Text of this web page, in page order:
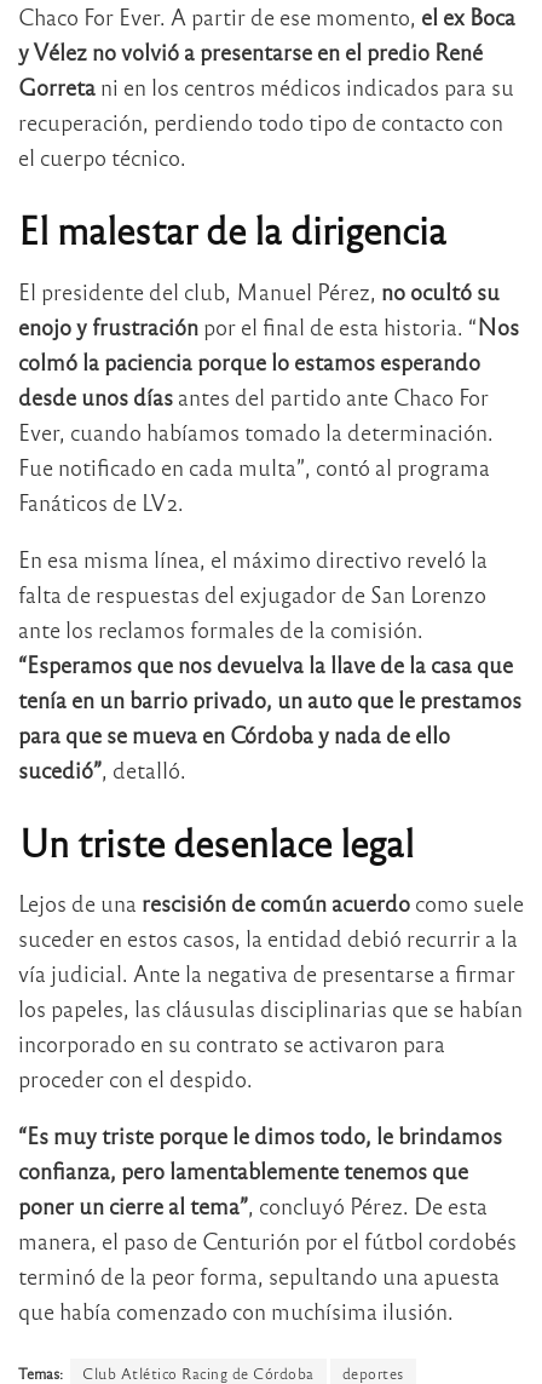
Chaco For Ever. A partir de ese momento, el ex Boca
y Vélez no volvió a presentarse en el predio René
Gorreta ni en los centros médicos indicados para su
recuperación, perdiendo todo tipo de contacto con
el cuerpo técnico.
El malestar de la dirigencia
El presidente del club, Manuel Pérez, no ocultó su
enojo y frustración por el final de esta historia. “Nos
colmó la paciencia porque lo estamos esperando
desde unos días antes del partido ante Chaco For
Ever, cuando habíamos tomado la determinación.
Fue notificado en cada multa”, contó al programa
Fanáticos de LV2.
En esa misma línea, el máximo directivo reveló la
falta de respuestas del exjugador de San Lorenzo
ante los reclamos formales de la comisión.
“Esperamos que nos devuelva la llave de la casa que
tenía en un barrio privado, un auto que le prestamos
para que se mueva en Córdoba y nada de ello
sucedió” , detalló.
Un triste desenlace legal
Lejos de una rescisión de común acuerdo como suele
suceder en estos casos, la entidad debió recurrir a la
vía judicial. Ante la negativa de presentarse a firmar
los papeles, las cláusulas disciplinarias que se habían
incorporado en su contrato se activaron para
proceder con el despido.
“Es muy triste porque le dimos todo, le brindamos
confianza, pero lamentablemente tenemos que
poner un cierre al tema”, concluyó Pérez. De esta
manera, el paso de Centurión por el fútbol cordobés
terminó de la peor forma, sepultando una apuesta
que había comenzado con muchísima ilusión.
Temas: Club Atlético Racing de Córdoba
deportes